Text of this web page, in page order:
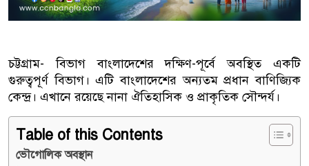
চট্টগ্রাম- বিভাগ বাংলাদেশের দক্ষিণ-পূর্বে অবস্থিত একটি
গুরুত্বপূর্ণ বিভাগ। এটি বাংলাদেশের অন্যতম প্রধান বাণিজ্যিক
কেন্দ্র। এখানে রয়েছে নানা ঐতিহাসিক ও প্রাকৃতিক সৌন্দর্য।
Table of this Contents
ভৌগোলিক অবস্থান